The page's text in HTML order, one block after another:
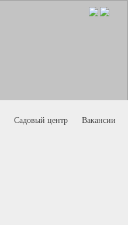
Садовый центр Вакансии